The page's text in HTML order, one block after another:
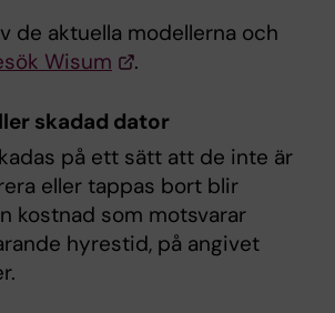
de aktuella modellerna och
Wisum .
skadad dator
på ett sätt att de inte är
eller tappas bort blir
kostnad som motsvarar
hyrestid, på angivet